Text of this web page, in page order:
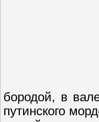
бородой, в
путинского